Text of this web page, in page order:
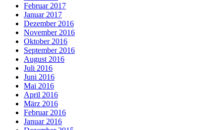
Februar 2017
Januar 2017
Dezember 2016
November 2016
Oktober 2016
September 2016
August 2016
Juli 2016
Juni 2016
Mai 2016
April 2016
März 2016
Februar 2016
Januar 2016